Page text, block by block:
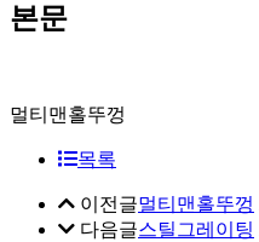
본문
멀티맨홀뚜껑
목록
이전글멀티맨홀뚜껑
다음글스틸그레이팅